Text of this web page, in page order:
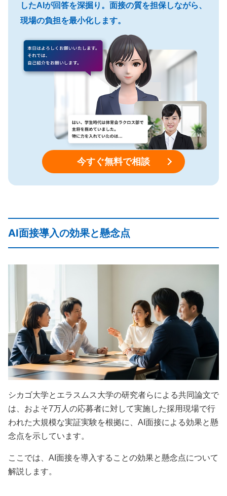
したAIが回答を深掘り。面接の質を担保しながら、
現場の負担を最小化します。
今すぐ無料で相談
AI面接導入の効果と懸念点
シカゴ大学とエラスムス大学の研究者らによる共同論文で
は、およそ7万人の応募者に対して実施した採用現場で行
われた大規模な実証実験を根拠に、AI面接による効果と懸
念点を示しています。
ここでは、AI面接を導入することの効果と懸念点について
解説します。